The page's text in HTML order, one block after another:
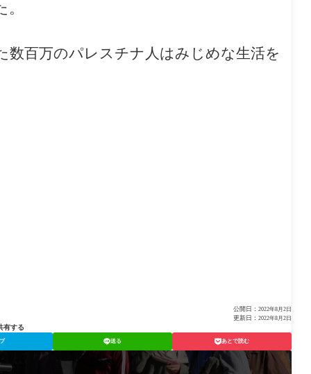
百万のパレスチナ人はみじめな生活を
公開日： 2022年8月2日
更新日： 2022年8月2日
有する
送る あとで読む